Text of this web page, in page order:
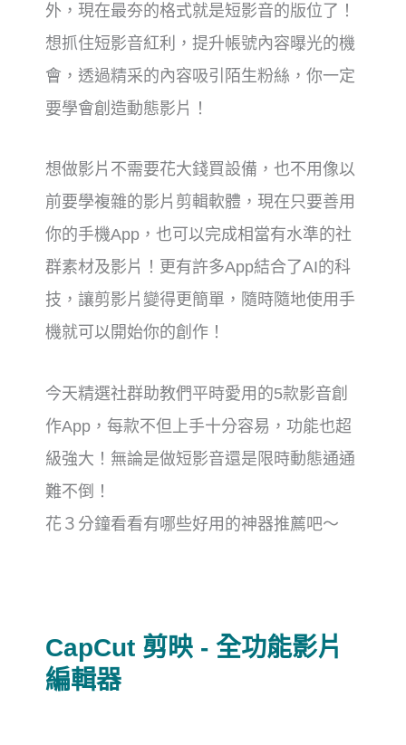
外，現在最夯的格式就是短影音的版位了！
想抓住短影音紅利，提升帳號內容曝光的機
會，透過精采的內容吸引陌生粉絲，你一定
要學會創造動態影片！
想做影片不需要花大錢買設備，也不用像以
前要學複雜的影片剪輯軟體，現在只要善用
你的手機App，也可以完成相當有水準的社
群素材及影片！更有許多App結合了AI的科
技，讓剪影片變得更簡單，隨時隨地使用手
機就可以開始你的創作！
今天精選社群助教們平時愛用的5款影音創
作App，每款不但上手十分容易，功能也超
級強大！無論是做短影音還是限時動態通通
難不倒！
花３分鐘看看有哪些好用的神器推薦吧～
CapCut 剪映 - 全功能影片
編輯器